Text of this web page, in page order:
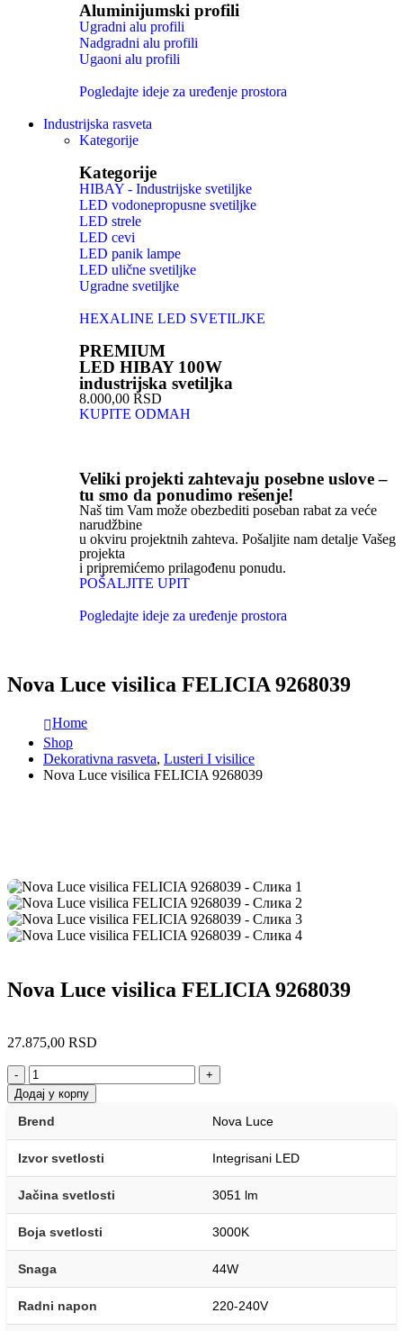
Aluminijumski profili
Ugradni alu profili
Nadgradni alu profili
Ugaoni alu profili
Pogledajte ideje za uređenje prostora
Industrijska rasveta
Kategorije
Kategorije
HIBAY - Industrijske svetiljke
LED vodonepropusne svetiljke
LED strele
LED cevi
LED panik lampe
LED ulične svetiljke
Ugradne svetiljke
HEXALINE LED SVETILJKE
PREMIUM
LED HIBAY 100W
industrijska svetiljka
8.000,00 RSD
KUPITE ODMAH
Veliki projekti zahtevaju posebne uslove –
tu smo da ponudimo rešenje!
Naš tim Vam može obezbediti poseban rabat za veće
narudžbine
u okviru projektnih zahteva. Pošaljite nam detalje Vašeg
projekta
i pripremićemo prilagođenu ponudu.
POŠALJITE UPIT
Pogledajte ideje za uređenje prostora
Nova Luce visilica FELICIA 9268039
Home
Shop
Dekorativna rasveta, Lusteri I visilice
Nova Luce visilica FELICIA 9268039
Nova Luce visilica FELICIA 9268039
27.875,00 RSD
-
+
Додај у корпу
Brend Nova Luce
Izvor svetlosti Integrisani LED
Jačina svetlosti 3051 lm
Boja svetlosti 3000K
Snaga 44W
Radni napon 220-240V